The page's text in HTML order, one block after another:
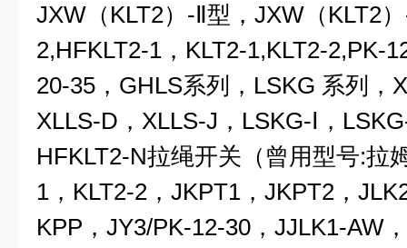
JXW（KLT2）-Ⅱ型，JXW（KLT2
2,HFKLT2-1，KLT2-1,KLT2-2,PK-
20-35，GHLS系列， LSKG 系列，
XLLS-D，XLLS-J， LSKG-Ⅰ，
HFKLT2-N拉绳开关（曾用型号:拉
1，KLT2-2，JKPT1，JKPT2，
KPP，JY3/PK-12-30，JJLK1-AW